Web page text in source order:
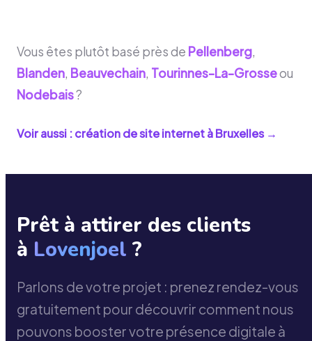
Vous êtes plutôt basé près de Pellenberg,
Blanden, Beauvechain, Tourinnes-La-Grosseou
Nodebais?
Voir aussi : création de site internet àBruxelles→
Prêt à attirer des clients
à Lovenjoel ?
Parlons de votre projet : prenez rendez-vous
gratuitement pour découvrir comment nous
pouvons booster votre présence digitale à